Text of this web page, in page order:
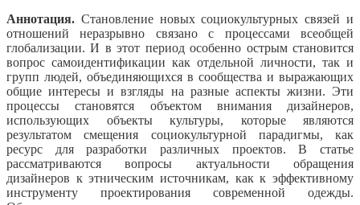
Аннотация. Становление новых социокультурных связей и
отношений неразрывно связано с процессами всеобщей
глобализации. И в этот период особенно острым становится
вопрос самоидентификации как отдельной личности, так и
групп людей, объединяющихся в сообщества и выражающих
общие интересы и взгляды на разные аспекты жизни. Эти
процессы становятся объектом внимания дизайнеров,
использующих объекты культуры, которые являются
результатом смещения социокультурной парадигмы, как
ресурс для разработки различных проектов. В статье
рассматриваются вопросы актуальности обращения
дизайнеров к этническим источникам, как к эффективному
инструменту проектирования современной одежды.